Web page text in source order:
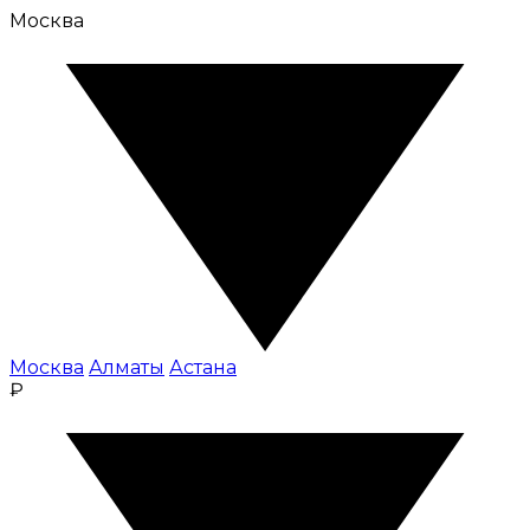
Москва
Москва Алматы Астана
₽